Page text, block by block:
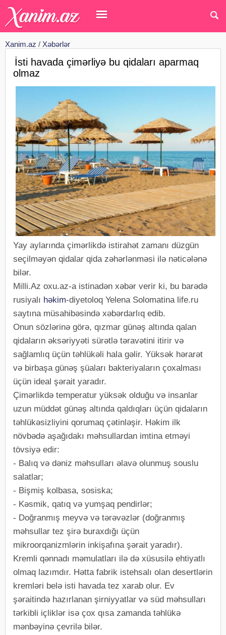
Xanim.az / Xəbərlər
İsti havada çimərliyə bu qidaları aparmaq
olmaz
Yay aylarında çimərlikdə istirahət zamanı düzgün
seçilməyən qidalar qida zəhərlənməsi ilə nəticələnə
bilər.
Milli.Az oxu.az-a istinadən xəbər verir ki, bu barədə
rusiyalı həkim-diyetoloq Yelena Solomatina life.ru
saytına müsahibəsində xəbərdarlıq edib.
Onun sözlərinə görə, qızmar günəş altında qalan
qidaların əksəriyyəti sürətlə təravətini itirir və
sağlamlıq üçün təhlükəli hala gəlir. Yüksək hərarət
və birbaşa günəş şüaları bakteriyaların çoxalması
üçün ideal şərait yaradır.
Çimərlikdə temperatur yüksək olduğu və insanlar
uzun müddət günəş altında qaldıqları üçün qidaların
təhlükəsizliyini qorumaq çətinləşir. Həkim ilk
növbədə aşağıdakı məhsullardan imtina etməyi
tövsiyə edir:
- Balıq və dəniz məhsulları əlavə olunmuş souslu
salatlar;
- Bişmiş kolbasa, sosiska;
- Kəsmik, qatıq və yumşaq pendirlər;
- Doğranmış meyvə və tərəvəzlər (doğranmış
məhsullar tez şirə buraxdığı üçün
mikroorqanizmlərin inkişafına şərait yaradır).
Kremli qənnadı məmulatları ilə də xüsusilə ehtiyatlı
olmaq lazımdır. Hətta fabrik istehsalı olan desertlərin
kremləri belə isti havada tez xarab olur. Ev
şəraitində hazırlanan şirniyyatlar və süd məhsulları
tərkibli içliklər isə çox qısa zamanda təhlükə
mənbəyinə çevrilə bilər.